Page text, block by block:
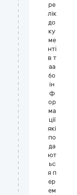
ре
лік
до
ку
ме
нті
в т
аа
бо
ін
ф
ор
ма
ції
які
по
да
ют
ьс
я п
ер
ем